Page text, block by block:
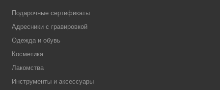
Подарочные сертификаты
Адресники с гравировкой
Одежда и обувь
Косметика
Лакомства
Инструменты и аксессуары